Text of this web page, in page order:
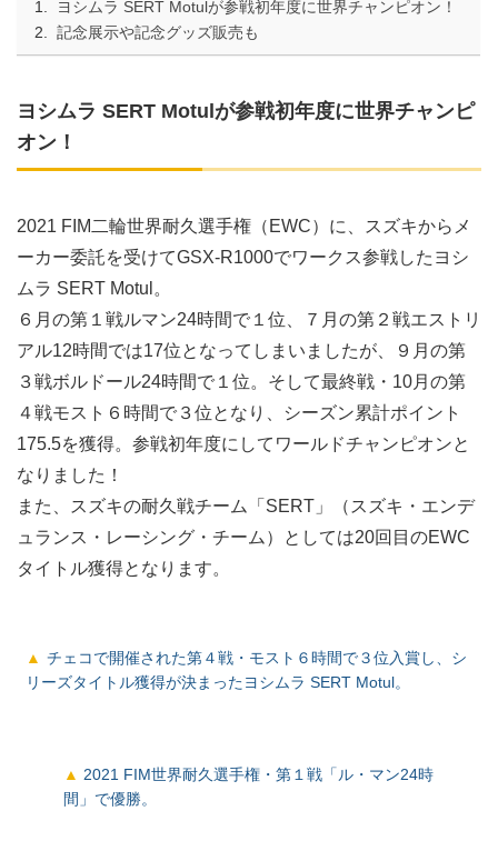
ヨシムラ SERT Motulが参戦初年度に世界チャンピオン！
記念展示や記念グッズ販売も
ヨシムラ SERT Motulが参戦初年度に世界チャンピ
オン！
2021 FIM二輪世界耐久選手権（EWC）に、スズキからメ
ーカー委託を受けてGSX-R1000でワークス参戦したヨシ
ムラ SERT Motul。
６月の第１戦ルマン24時間で１位、７月の第２戦エストリ
アル12時間では17位となってしまいましたが、９月の第
３戦ボルドール24時間で１位。そして最終戦・10月の第
４戦モスト６時間で３位となり、シーズン累計ポイント
175.5を獲得。参戦初年度にしてワールドチャンピオンと
なりました！
また、スズキの耐久戦チーム「SERT」（スズキ・エンデ
ュランス・レーシング・チーム）としては20回目のEWC
タイトル獲得となります。
チェコで開催された第４戦・モスト６時間で３位入賞し、シ
リーズタイトル獲得が決まったヨシムラ SERT Motul。
2021 FIM世界耐久選手権・第１戦「ル・マン24時
間」で優勝。